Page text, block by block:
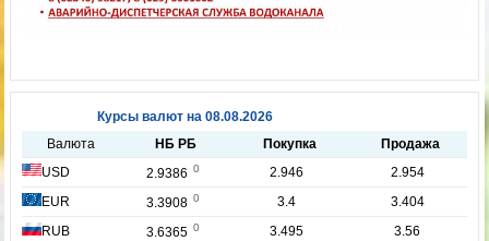
Гороскоп на 6 августа
06.08.2026 0